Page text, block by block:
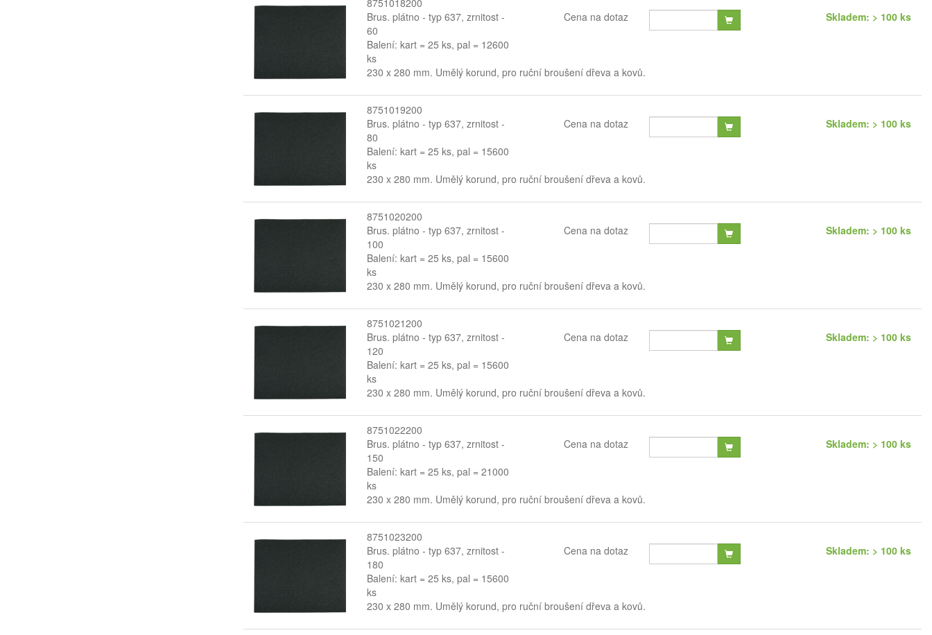
Brus. plátno - typ 637, zrnitost -
60
Balení: kart = 25 ks, pal = 12600
ks
Cena na dotaz Skladem: > 100 ks
230 x 280 mm. Umělý korund, pro ruční broušení dřeva a kovů.
8751019200
Brus. plátno - typ 637, zrnitost -
80
Balení: kart = 25 ks, pal = 15600
ks
Cena na dotaz Skladem: > 100 ks
230 x 280 mm. Umělý korund, pro ruční broušení dřeva a kovů.
8751020200
Brus. plátno - typ 637, zrnitost -
100
Balení: kart = 25 ks, pal = 15600
ks
Cena na dotaz Skladem: > 100 ks
230 x 280 mm. Umělý korund, pro ruční broušení dřeva a kovů.
8751021200
Brus. plátno - typ 637, zrnitost -
120
Balení: kart = 25 ks, pal = 15600
ks
Cena na dotaz Skladem: > 100 ks
230 x 280 mm. Umělý korund, pro ruční broušení dřeva a kovů.
8751022200
Brus. plátno - typ 637, zrnitost -
150
Balení: kart = 25 ks, pal = 21000
ks
Cena na dotaz Skladem: > 100 ks
230 x 280 mm. Umělý korund, pro ruční broušení dřeva a kovů.
8751023200
Brus. plátno - typ 637, zrnitost -
180
Balení: kart = 25 ks, pal = 15600
ks
Cena na dotaz Skladem: > 100 ks
230 x 280 mm. Umělý korund, pro ruční broušení dřeva a kovů.